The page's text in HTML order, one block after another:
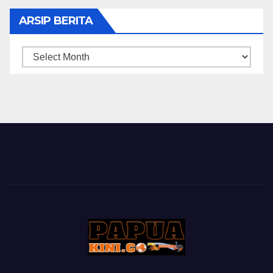
ARSIP BERITA
ARSIP